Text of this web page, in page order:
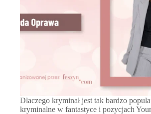
Dlaczego kryminał jest tak bardzo
kryminalne w fantastyce i pozycjach